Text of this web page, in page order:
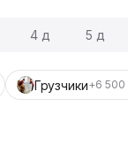
4 д 5 д
Грузчики+6 500